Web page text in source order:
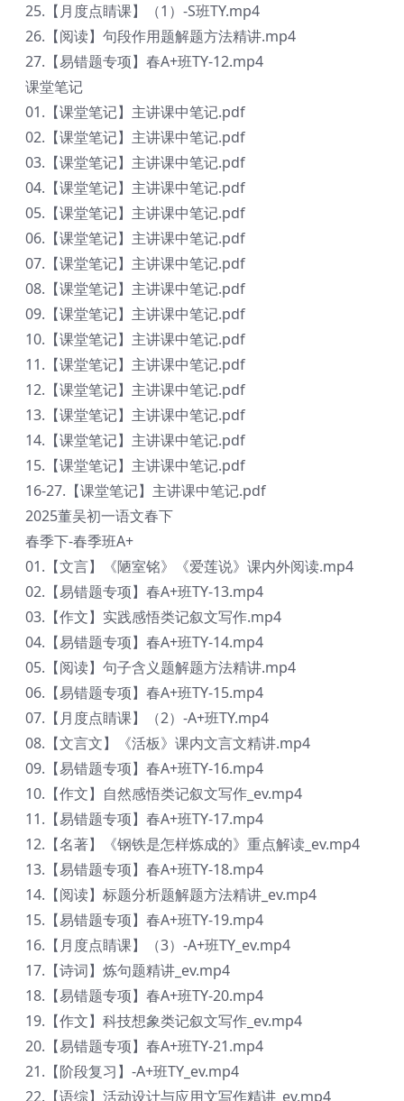
25.【月度点睛课】（1）-S班TY.mp4
26.【阅读】句段作用题解题方法精讲.mp4
27.【易错题专项】春A+班TY-12.mp4
课堂笔记
01.【课堂笔记】主讲课中笔记.pdf
02.【课堂笔记】主讲课中笔记.pdf
03.【课堂笔记】主讲课中笔记.pdf
04.【课堂笔记】主讲课中笔记.pdf
05.【课堂笔记】主讲课中笔记.pdf
06.【课堂笔记】主讲课中笔记.pdf
07.【课堂笔记】主讲课中笔记.pdf
08.【课堂笔记】主讲课中笔记.pdf
09.【课堂笔记】主讲课中笔记.pdf
10.【课堂笔记】主讲课中笔记.pdf
11.【课堂笔记】主讲课中笔记.pdf
12.【课堂笔记】主讲课中笔记.pdf
13.【课堂笔记】主讲课中笔记.pdf
14.【课堂笔记】主讲课中笔记.pdf
15.【课堂笔记】主讲课中笔记.pdf
16-27.【课堂笔记】主讲课中笔记.pdf
2025董吴初一语文春下
春季下-春季班A+
01.【文言】《陋室铭》《爱莲说》课内外阅读.mp4
02.【易错题专项】春A+班TY-13.mp4
03.【作文】实践感悟类记叙文写作.mp4
04.【易错题专项】春A+班TY-14.mp4
05.【阅读】句子含义题解题方法精讲.mp4
06.【易错题专项】春A+班TY-15.mp4
07.【月度点睛课】（2）-A+班TY.mp4
08.【文言文】《活板》课内文言文精讲.mp4
09.【易错题专项】春A+班TY-16.mp4
10.【作文】自然感悟类记叙文写作_ev.mp4
11.【易错题专项】春A+班TY-17.mp4
12.【名著】《钢铁是怎样炼成的》重点解读_ev.mp4
13.【易错题专项】春A+班TY-18.mp4
14.【阅读】标题分析题解题方法精讲_ev.mp4
15.【易错题专项】春A+班TY-19.mp4
16.【月度点睛课】（3）-A+班TY_ev.mp4
17.【诗词】炼句题精讲_ev.mp4
18.【易错题专项】春A+班TY-20.mp4
19.【作文】科技想象类记叙文写作_ev.mp4
20.【易错题专项】春A+班TY-21.mp4
21.【阶段复习】-A+班TY_ev.mp4
22.【语综】活动设计与应用文写作精讲_ev.mp4